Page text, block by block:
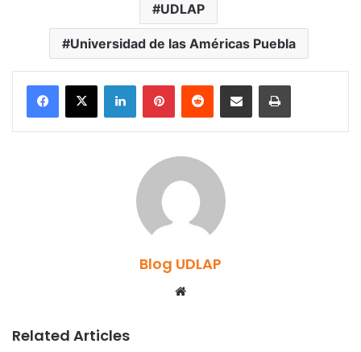
UDLAP
Universidad de las Américas Puebla
LinkedInPinterestReddit Share via Email Print
Blog UDLAP
Related Articles